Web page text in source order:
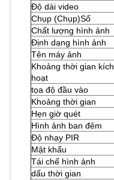
Độ dài video
Chụp (Chụp)Số
Chất lượng hình ảnh
Định dạng hình ảnh
Tên máy ảnh
Khoảng thời gian kích
hoạt
tọa độ đầu vào
Khoảng thời gian
Hẹn giờ quét
Hình ảnh ban đêm
Độ nhạy PIR
Mật khẩu
Tái chế hình ảnh
dấu thời gian